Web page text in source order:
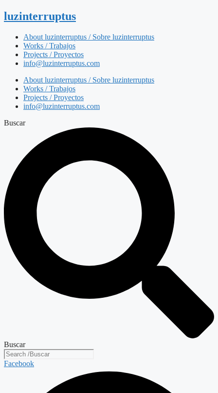
luzinterruptus
About luzinterruptus / Sobre luzinterruptus
Works / Trabajos
Projects / Proyectos
info@luzinterruptus.com
About luzinterruptus / Sobre luzinterruptus
Works / Trabajos
Projects / Proyectos
info@luzinterruptus.com
Buscar
Buscar
Facebook